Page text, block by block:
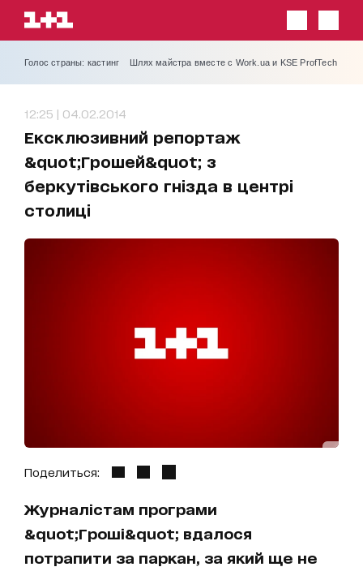
Голос страны: кастинг Шлях майстра вместе с Work.ua и KSE ProfTech
12:25 | 04.02.2014
Ексклюзивний репортаж
&quot;Грошей&quot; з
беркутівського гнізда в центрі
столиці
Поделиться:
Журналістам програми
&quot;Гроші&quot; вдалося
потрапити за паркан, за який ще не